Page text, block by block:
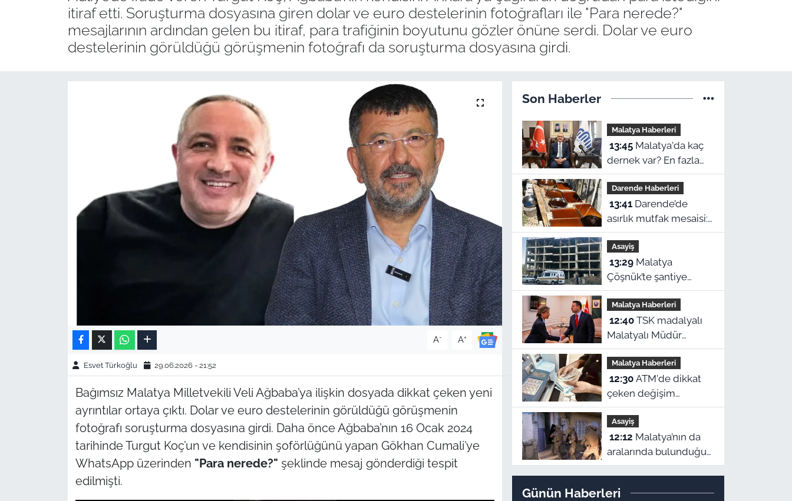
itiraf etti. Soruşturma dosyasına giren dolar ve euro destelerinin fotoğrafları ile "Para nerede?"
mesajlarının ardından gelen bu itiraf, para trafiğinin boyutunu gözler önüne serdi. Dolar ve euro
destelerinin görüldüğü görüşmenin fotoğrafı da soruşturma dosyasına girdi.
A- A+
Esvet Türkoğlu 29.06.2026 - 21:52
Bağımsız Malatya Milletvekili Veli Ağbaba’ya ilişkin dosyada dikkat çeken yeni
ayrıntılar ortaya çıktı. Dolar ve euro destelerinin görüldüğü görüşmenin
fotoğrafı soruşturma dosyasına girdi. Daha önce Ağbaba’nın 16 Ocak 2024
tarihinde Turgut Koç’un ve kendisinin şoförlüğünü yapan Gökhan Cumali’ye
WhatsApp üzerinden "Para nerede?" şeklinde mesaj gönderdiği tespit
edilmişti.
Son Haberler
Malatya Haberleri
13:45Malatya'da kaç
dernek var? En fazla
hangi ilçede? Vali
Yavuz tek tek açıkladı
Darende Haberleri
13:41Darende’de
asırlık mutfak mesaisi:
pekmez kazanları şifa
için kaynıyor
Asayiş
13:29Malatya
Çöşnük’te şantiye
kazası: Yüksekten
düşen işçi yaralandı
Malatya Haberleri
12:40TSK madalyalı
Malatyalı Müdür
Behçet Oktay'ın
dosyasında FETÖ
şüphesi! Bakan Akın
Gürlek devrede
Malatya Haberleri
12:30ATM'de dikkat
çeken değişim
Malatya'ya da yansıdı!
Para çekenler bunu
fark edecek
Asayiş
12:12
aralarında bulunduğu
71 ilde dev operasyon:
Günün Haberleri